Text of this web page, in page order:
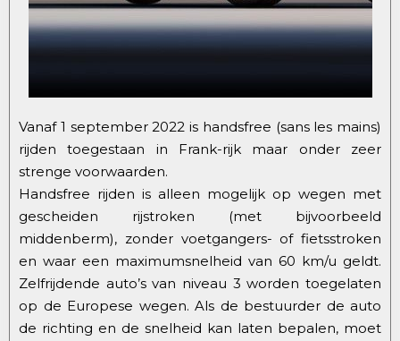
Vanaf 1 september 2022 is handsfree (sans les mains)
rijden toegestaan in Frank-rijk maar onder zeer
strenge voorwaarden.
Handsfree rijden is alleen mogelijk op wegen met
gescheiden rijstroken (met bijvoorbeeld
middenberm), zonder voetgangers- of fietsstroken
en waar een maximumsnelheid van 60 km/u geldt.
Zelfrijdende auto’s van niveau 3 worden toegelaten
op de Europese wegen. Als de bestuurder de auto
de richting en de snelheid kan laten bepalen, moet